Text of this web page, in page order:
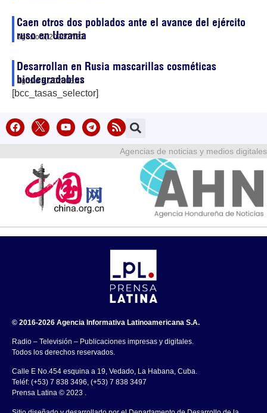
Caen otros dos poblados ante el avance del ejército
ruso en Ucrania
agosto 5, 202607:23
Desarrollan en Rusia mascarillas cosméticas
biodegradables
agosto 5, 202606:22
[bcc_tasas_selector]
Agencias de noticias y medios digitales
© 2016-2026 Agencia Informativa Latinoamericana S.A.
Radio – Televisión – Publicaciones impresas y digitales.
Todos los derechos reservados.
Calle E No.454 esquina a 19, Vedado, La Habana, Cuba.
Teléf: (+53) 7 838 3496, (+53) 7 838 3497
Prensa Latina © 2023 .